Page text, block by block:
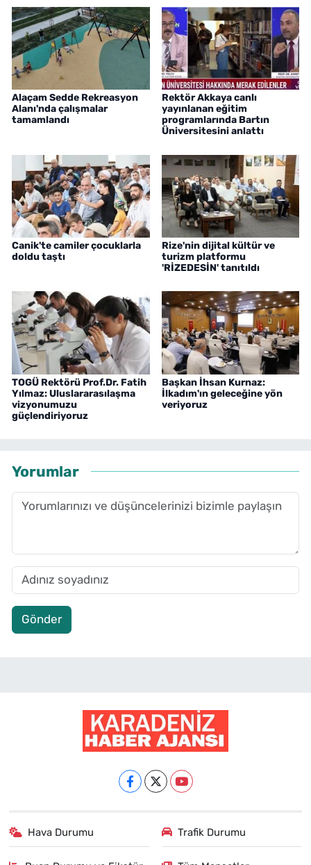
Alaçam Sedde Rekreasyon
Alanı'nda çalışmalar
tamamlandı
Rektör Akkaya canlı
yayınlanan eğitim
programlarında Bartın
Üniversitesini anlattı
Canik'te camiler çocuklarla
doldu taştı
Rize'nin dijital kültür ve
turizm platformu
'RİZEDESİN' tanıtıldı
TOGÜ Rektörü Prof.Dr. Fatih
Yılmaz: Uluslararasılaşma
vizyonumuzu
güçlendiriyoruz
Başkan İhsan Kurnaz:
İlkadım'ın geleceğine yön
veriyoruz
Yorumlar
Gönder
Hava Durumu Trafik Durumu